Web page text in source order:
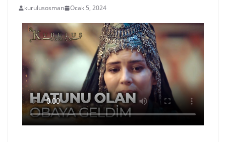
kurulusosman Ocak 5, 2024